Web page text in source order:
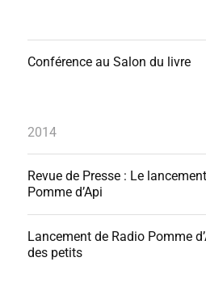
Conférence au Salon du livre
2014
Revue de Presse : Le
Pomme d’Api
Lancement de Radio Pomme
des petits